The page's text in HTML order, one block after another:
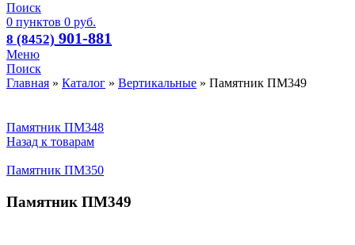
Поиск
0 пунктов 0 руб.
8 (8452) 901-881
Меню
Поиск
Главная » Каталог » Вертикальные » Памятник ПМ349
Памятник ПМ348
Назад к товарам
Памятник ПМ350
Памятник ПМ349